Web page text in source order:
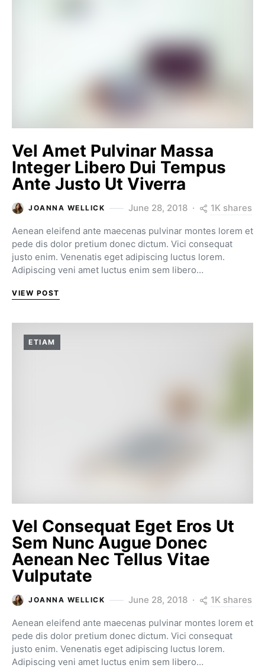
Vel Amet Pulvinar Massa
Integer Libero Dui Tempus
Ante Justo Ut Viverra
JOANNA WELLICK June 28, 2018 1K shares
Aenean eleifend ante maecenas pulvinar montes lorem et
pede dis dolor pretium donec dictum. Vici consequat
justo enim. Venenatis eget adipiscing luctus lorem.
Adipiscing veni amet luctus enim sem libero…
VIEW POST
ETIAM
Vel Consequat Eget Eros Ut
Sem Nunc Augue Donec
Aenean Nec Tellus Vitae
Vulputate
JOANNA WELLICK June 28, 2018 1K shares
Aenean eleifend ante maecenas pulvinar montes lorem et
pede dis dolor pretium donec dictum. Vici consequat
justo enim. Venenatis eget adipiscing luctus lorem.
Adipiscing veni amet luctus enim sem libero…